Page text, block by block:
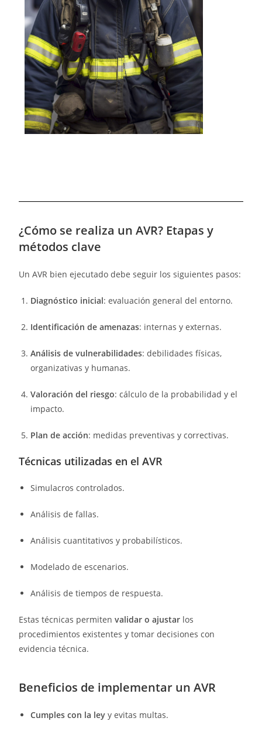
¿Cómo se realiza un AVR? Etapas y
métodos clave
Un AVR bien ejecutado debe seguir los siguientes pasos:
Diagnóstico inicial: evaluación general del entorno.
Identificación de amenazas: internas y externas.
Análisis de vulnerabilidades: debilidades físicas,
organizativas y humanas.
Valoración del riesgo: cálculo de la probabilidad y el
impacto.
Plan de acción: medidas preventivas y correctivas.
Técnicas utilizadas en el AVR
Simulacros controlados.
Análisis de fallas.
Análisis cuantitativos y probabilísticos.
Modelado de escenarios.
Análisis de tiempos de respuesta.
Estas técnicas permitenvalidar o ajustar los
procedimientos existentes y tomar decisiones con
evidencia técnica.
Beneficios de implementar un AVR
Cumples con la ley y evitas multas.